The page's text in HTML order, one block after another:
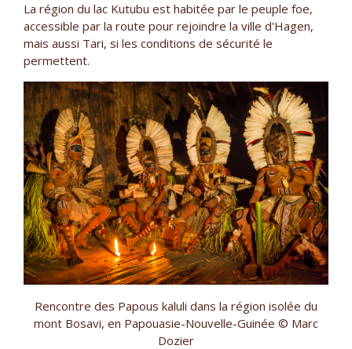
La région du lac Kutubu est habitée par le peuple foe,
accessible par la route pour rejoindre la ville d'Hagen,
mais aussi Tari, si les conditions de sécurité le
permettent.
Rencontre des Papous kaluli dans la région isolée du
mont Bosavi, en Papouasie-Nouvelle-Guinée © Marc
Dozier